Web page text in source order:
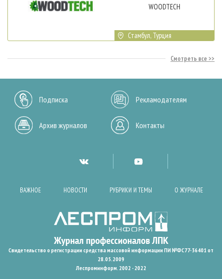
WOODTECH
Стамбул, Турция
Смотреть все
Подписка Рекламодателям
Архив журналов Контакты
ВАЖНОЕ НОВОСТИ РУБРИКИ И ТЕМЫ О ЖУРНАЛЕ
Свидетельство о регистрации средства массовой информации ПИ №ФС77-36401 от
28.05.2009
Леспроминформ. 2002 - 2022